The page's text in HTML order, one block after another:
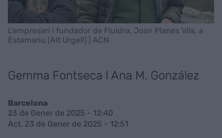
L'empresari i fundador de Fluidra, Joan Planes Vila, a
Estamariu (Alt Urgell) | ACN
Gemma Fontseca I Ana M. González
Barcelona
23 de Gener de 2025 - 12:40
Act. 23 de Gener de 2025 - 12:51